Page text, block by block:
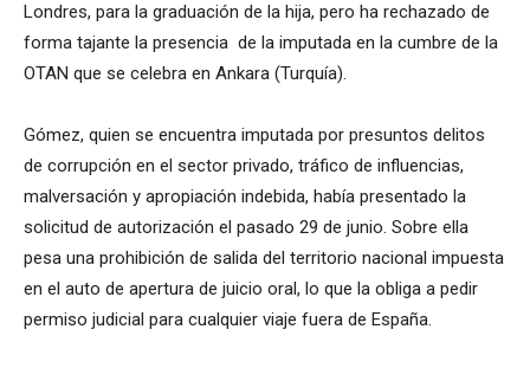
Londres, para la graduación de la hija, pero ha rechazado de
forma tajante la presencia de la imputada en la cumbre de la
OTAN que se celebra en Ankara (Turquía).
Gómez, quien se encuentra imputada por presuntos delitos
de corrupción en el sector privado, tráfico de influencias,
malversación y apropiación indebida, había presentado la
solicitud de autorización el pasado 29 de junio. Sobre ella
pesa una prohibición de salida del territorio nacional impuesta
en el auto de apertura de juicio oral, lo que la obliga a pedir
permiso judicial para cualquier viaje fuera de España.